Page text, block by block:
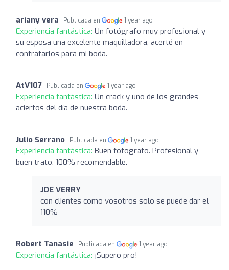
ariany vera Publicada en 1 year ago
Experiencia fantástica: Un fotógrafo muy profesional y
su esposa una excelente maquilladora, acerté en
contratarlos para mi boda.
AtV107 Publicada en 1 year ago
Experiencia fantástica: Un crack y uno de los grandes
aciertos del día de nuestra boda.
Julio Serrano Publicada en 1 year ago
Experiencia fantástica: Buen fotografo. Profesional y
buen trato. 100% recomendable.
JOE VERRY
con clientes como vosotros solo se puede dar el
110%
Robert Tanasie Publicada en 1 year ago
Experiencia fantástica: ¡Supero pro!